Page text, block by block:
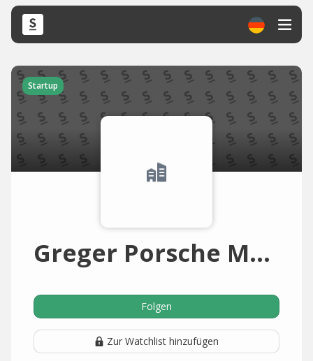
Startup
Greger Porsche Motorsport (Deutschland)
Folgen
Zur Watchlist hinzufügen